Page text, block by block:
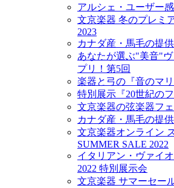
アルシェ・ユーザー
文京楽器 冬のプレミ
2023
カナダ産・馬毛の提
あなたが選ぶ"美音"
プリ！第5回
楽器と弓の『音のマ
特別展示『20世紀の
文京楽器の弦楽器フ
カナダ産・馬毛の提
文京楽器オンライン
SUMMER SALE 2022
イタリアン・ヴァイ
2022 特別展示会
文京楽器 サマーセー